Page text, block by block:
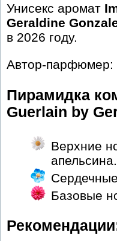
Унисекс аромат
Geraldine
в 2026 году.
Автор-парфюмер:
Пирамидка
Guerlain by
Верхние
апельсина.
Базовые